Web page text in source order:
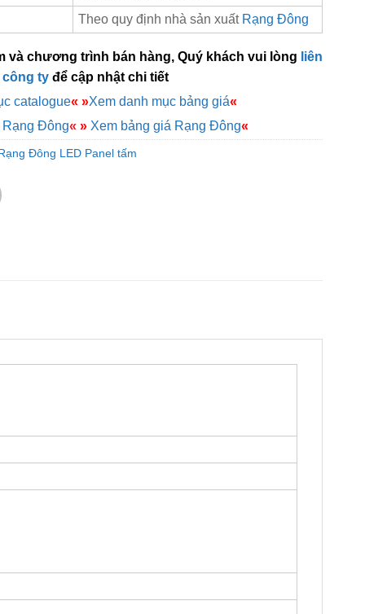
Theo quy định nhà sản xuất Rạng Đông
và chương trình bán hàng, Quý khách vui lòng liên
công ty để cập nhật chi tiết
catalogue« »Xem danh mục bảng giá«
Rạng Đông« »Xem bảng giá Rạng Đông«
Đông LED Panel tấm